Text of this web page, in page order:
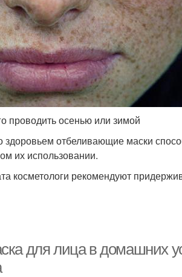
проводить осенью или зимой
здоровьем отбеливающие маски
их использовании.
косметологи рекомендуют
для лица в домашних